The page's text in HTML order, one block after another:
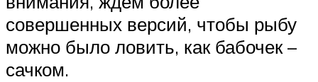
совершенных версий, чтобы рыбу
можно было ловить, как бабочек –
сачком.